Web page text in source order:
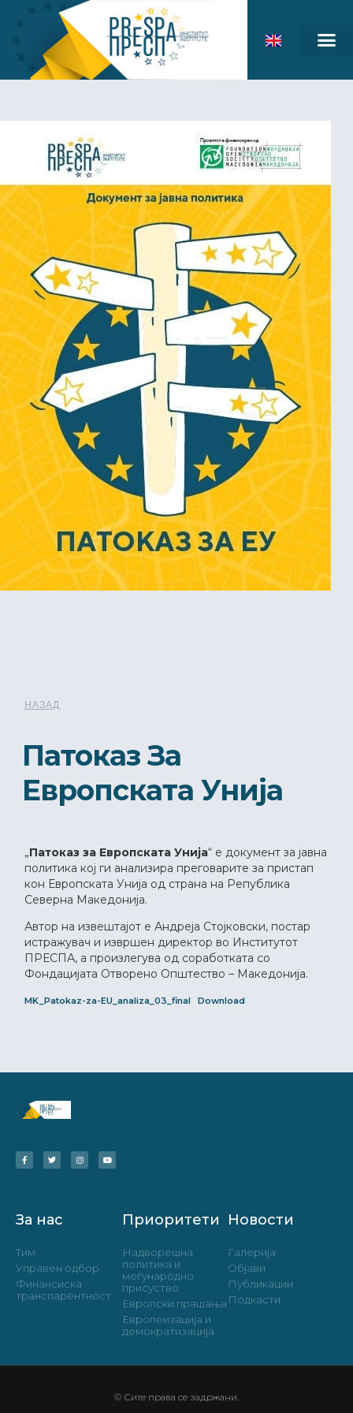
НАЗАД
Патоказ За
Европската Унија
„Патоказ за Европската Унија“ е документ за јавна
политика кој ги анализира преговарите за пристап
кон Европската Унија од страна на Република
Северна Македонија.
Автор на извештајот е Андреја Стојковски, постар
истражувач и извршен директор во Институтот
ПРЕСПА, а произлегува од соработката со
Фондацијата Отворено Општество – Македонија.
MK_Patokaz-za-EU_analiza_03_final Download
За нас
Тим
Управен одбор
Финансиска
транспарентност
Приоритети
Надворешна
политика и
меѓународно
присуство
Европски прашања
Европеизација и
демократизација
Новости
Галерија
Објави
Публикации
Подкасти
© Сите права се задржани.